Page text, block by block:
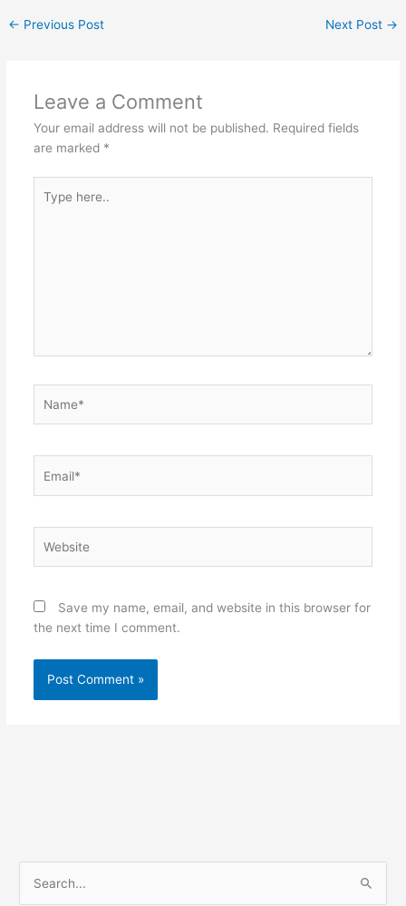
← Previous Post Next Post →
Leave a Comment
Your email address will not be published. Required fields
are marked *
here..
Save my name, email, and website in this browser for
the next time I comment.